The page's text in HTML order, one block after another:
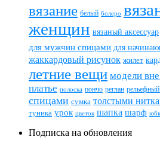
вязание белый болеро
женщин вязаный аксессуар
для мужчин спицами для
жаккардовый рисунок жилет
летние вещи модели
платье полоска пончо реглан
спицами сумка толстыми
туника урок цветок шапка шарф
Подписка на обновления